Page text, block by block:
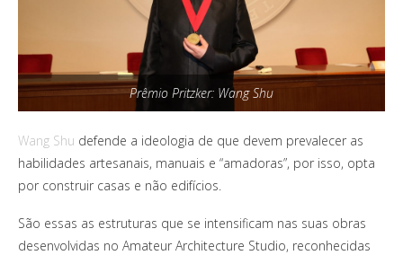
Prêmio Pritzker: Wang Shu
Wang Shu defende a ideologia de que devem prevalecer as
habilidades artesanais, manuais e “amadoras”, por isso, opta
por construir casas e não edifícios.
São essas as estruturas que se intensificam nas suas obras
desenvolvidas no Amateur Architecture Studio, reconhecidas